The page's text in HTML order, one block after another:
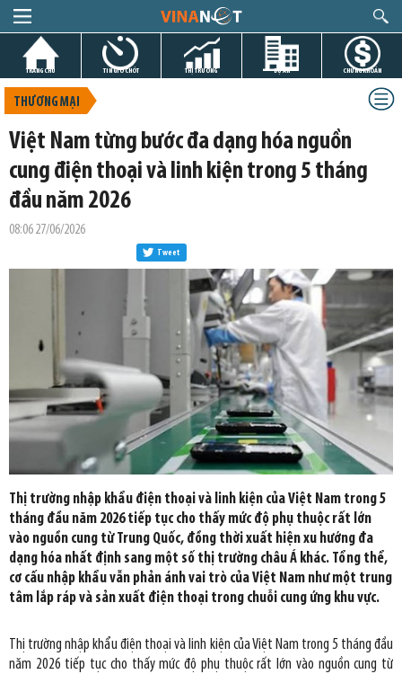
TRANG CHỦ TIN GIỜ CHÓT THỊ TRƯỜNG DỰ ÁN CHỨNG KHOÁN
THƯƠNG MẠI
Việt Nam từng bước đa dạng hóa nguồn
cung điện thoại và linh kiện trong 5 tháng
đầu năm 2026
08:06 27/06/2026
Tweet
Thị trường nhập khẩu điện thoại và linh kiện của Việt Nam trong 5
tháng đầu năm 2026 tiếp tục cho thấy mức độ phụ thuộc rất lớn
vào nguồn cung từ Trung Quốc, đồng thời xuất hiện xu hướng đa
dạng hóa nhất định sang một số thị trường châu Á khác. Tổng thể,
cơ cấu nhập khẩu vẫn phản ánh vai trò của Việt Nam như một trung
tâm lắp ráp và sản xuất điện thoại trong chuỗi cung ứng khu vực.
Thị trường nhập khẩu điện thoại và linh kiện của Việt Nam trong 5 tháng đầu
năm 2026 tiếp tục cho thấy mức độ phụ thuộc rất lớn vào nguồn cung từ